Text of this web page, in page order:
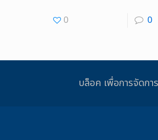
0 0
บล็อค เพื่อการจัด